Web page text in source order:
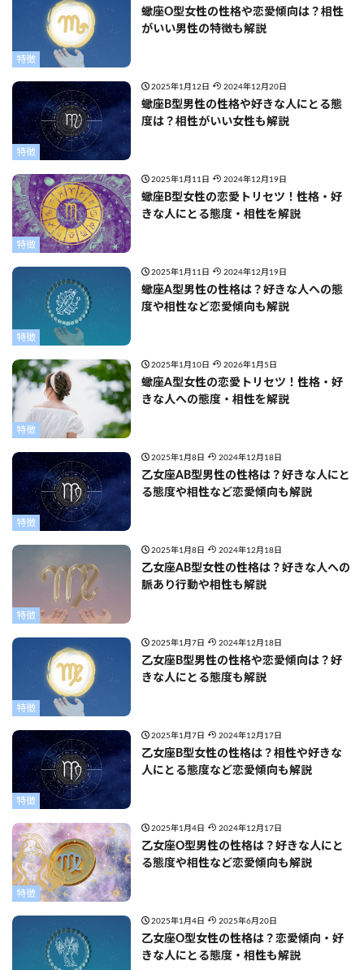
特徴
蠍座O型女性の性格や恋愛傾向は？相性
がいい男性の特徴も解説
特徴
2025年1月12日 2024年12月20日
蠍座B型男性の性格や好きな人にとる態
度は？相性がいい女性も解説
特徴
2025年1月11日 2024年12月19日
蠍座B型女性の恋愛トリセツ！性格・好
きな人にとる態度・相性を解説
特徴
2025年1月11日 2024年12月19日
蠍座A型男性の性格は？好きな人への態
度や相性など恋愛傾向も解説
特徴
2025年1月10日 2026年1月5日
蠍座A型女性の恋愛トリセツ！性格・好
きな人への態度・相性を解説
特徴
2025年1月8日 2024年12月18日
乙女座AB型男性の性格は？好きな人にと
る態度や相性など恋愛傾向も解説
特徴
2025年1月8日 2024年12月18日
乙女座AB型女性の性格は？好きな人への
脈あり行動や相性も解説
特徴
2025年1月7日 2024年12月18日
乙女座B型男性の性格や恋愛傾向は？好
きな人にとる態度も解説
特徴
2025年1月7日 2024年12月17日
乙女座B型女性の性格は？相性や好きな
人にとる態度など恋愛傾向も解説
特徴
2025年1月4日 2024年12月17日
乙女座O型男性の性格は？好きな人にと
る態度や相性など恋愛傾向も解説
2025年1月4日 2025年6月20日
乙女座O型女性の性格は？恋愛傾向・好
きな人にとる態度・相性も解説